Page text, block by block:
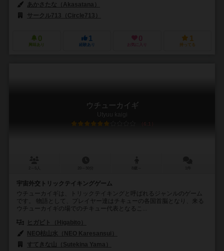
あかさたな（Akasatana）
サークル713（Circle713）
0
興味あり
1
経験あり
0
お気に入り
1
持ってる
ウチューカイギ
Utyuu kaigi
6.1
宇宙外交トリックテイキングゲーム
ウチューカイギは、トリックテイキングと呼ばれるジャンルのゲーム
です。 物語として、プレイヤー達はチキューの各国首脳となり、来る
ウチューカイギの場でのチキュー代表となるこ...
ヒガビト（Higabito）
NEO枯山水（NEO Karesansui）
すてきな山（Sutekina Yama）